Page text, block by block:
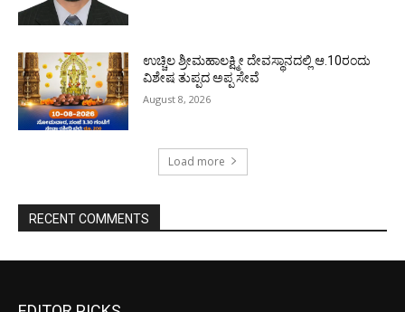
ಉಚ್ಚಿಲ ಶ್ರೀಮಹಾಲಕ್ಷ್ಮೀ ದೇವಸ್ಥಾನದಲ್ಲಿ ಆ.10ರಂದು
ವಿಶೇಷ ತುಪ್ಪದ ಅಪ್ಪ ಸೇವೆ
August 8, 2026
Load more
RECENT COMMENTS